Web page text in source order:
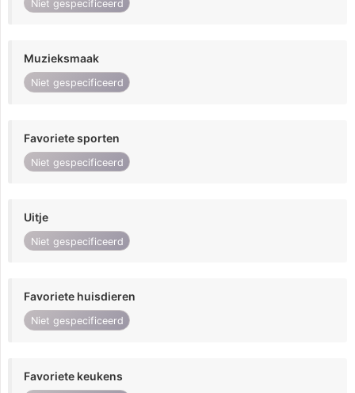
Niet gespecificeerd
Muzieksmaak
Niet gespecificeerd
Favoriete sporten
Niet gespecificeerd
Uitje
Niet gespecificeerd
Favoriete huisdieren
Niet gespecificeerd
Favoriete keukens